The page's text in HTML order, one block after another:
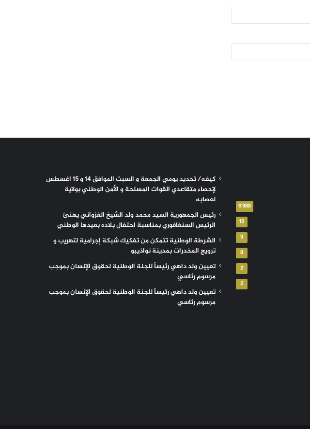
6٬988
15
9
8
2
2
كيفه/ تحديد يومي الجمعة و السبت الموافق 14 و 15 اغسطس
لإحصاء متقاعدي القوات المسلحة و الأمن الوطني بولاية
لعصابه
رئيس الجمهورية السيد محمد ولد الشيخ الغزواني يهنئ
الرئيس السنغافوري بمناسبة احتفال بلاده بعيدها الوطني
الشرطة الوطنية تتمكن من تفكيك شبكة إجرامية لتهريب و
ترويج المخدرات بمدينة نواذيبو
تعيين ولد داهي رئيساً للجنة الوطنية لحقوق الإنسان بموجب
مرسوم رئاسي
تعيين ولد داهي رئيساً للجنة الوطنية لحقوق الإنسان بموجب
مرسوم رئاسي